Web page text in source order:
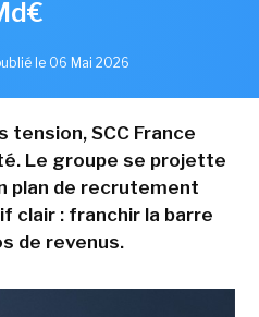
le 06 Mai 2026
tension, SCC France
Le groupe se projette
plan de recrutement
clair : franchir la barre
de revenus.